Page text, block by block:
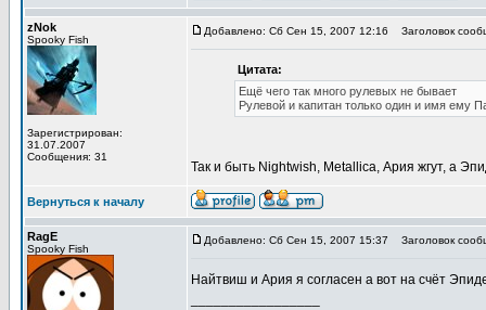
zNok
Spooky Fish
Зарегистрирован:
31.07.2007
Сообщения: 31
Добавлено: Сб Сен 15, 2007 12:16 Заголовок
Цитата:
Ещё чего так много рулевых не бывает
Рулевой и капитан только один и имя ему
Так и быть Nightwish, Metallica, Ария жгут, а
Вернуться к началу
RagE
Spooky Fish
Добавлено: Сб Сен 15, 2007 15:37 Заголовок
Найтвиш и Ария я согласен а вот на счёт